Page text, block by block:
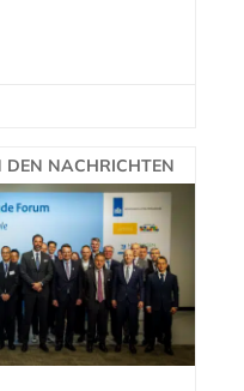
DEN NACHRICHTEN